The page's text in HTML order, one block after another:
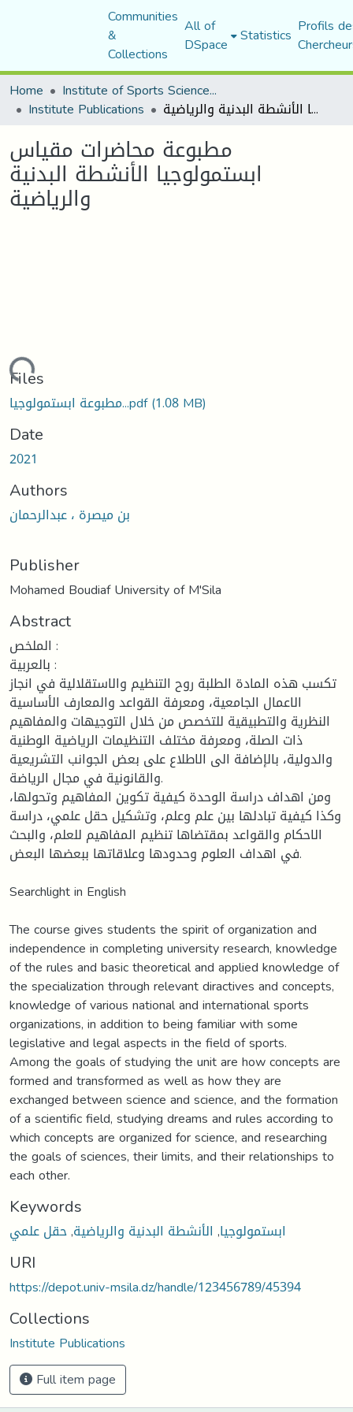
Communities
&
Collections
All of
DSpace Statistics Profils
Home
Institute of Sports Sciences and Techniques
Institute Publications مطبوعة محاضرات مقياس ابستمولوجيا الأنشطة البدنية والرياضية
مطبوعة محاضرات مقياس
ابستمولوجيا الأنشطة البدنية
والرياضية
Files
مطبوعة ابستمولوجيا...pdf(1.08 MB)
Date
2021
Authors
بن ميصرة ، عبدالرحمان
Publisher
Mohamed Boudiaf University of M'Sila
Abstract
الملخص :
بالعربية :
تكسب هذه المادة الطلبة روح التنظيم والاستقلالية في انجاز
الاعمال الجامعية، ومعرفة القواعد والمعارف الأساسية
النظرية والتطبيقية للتخصص من خلال التوجيهات والمفاهيم
ذات الصلة، ومعرفة مختلف التنظيمات الرياضية الوطنية
والدولية، بالإضافة الى الاطلاع على بعض الجوانب التشريعية
والقانونية في مجال الرياضة.
ومن اهداف دراسة الوحدة كيفية تكوين المفاهيم وتحولها،
وكذا كيفية تبادلها بين علم وعلم، وتشكيل حقل علمي، دراسة
الاحكام والقواعد بمقتضاها تنظيم المفاهيم للعلم، والبحث
في اهداف العلوم وحدودها وعلاقاتها ببعضها البعض.
Searchlight in English
The course gives students the spirit of organization and
independence in completing university research, knowledge
of the rules and basic theoretical and applied knowledge of
the specialization through relevant diractives and concepts,
knowledge of various national and international sports
organizations, in addition to being familiar with some
legislative and legal aspects in the field of sports.
Among the goals of studying the unit are how concepts are
formed and transformed as well as how they are
exchanged between science and science, and the formation
of a scientific field, studying dreams and rules according to
which concepts are organized for science, and researching
the goals of sciences, their limits, and their relationships to
each other.
Keywords
ابستمولوجيا, الأنشطة البدنية والرياضية,حقل علمي
URI
https://depot.univ-msila.dz/handle/123456789/45394
Collections
Institute Publications
Full item page